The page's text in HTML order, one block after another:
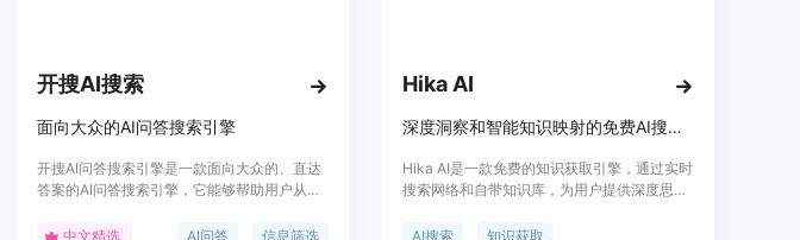
开搜AI搜索
面向大众的AI问答搜索引擎
开搜AI问答搜索引擎是一款面向大众的、直达
答案的AI问答搜索引擎，它能够帮助用户从海
接、精准的答案，并且能够自动总结重点、生
中文精选 AI问答 信息筛选
Hika AI
深度洞察和智能知识映射的免费AI搜索引擎
Hika AI是一款免费的知识获取引擎，通过实时
搜索网络和自带知识库，为用户提供深度思考
析直观展现概念间的关系，支持对段落进行深
AI搜索 知识获取